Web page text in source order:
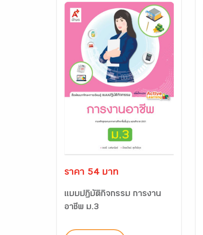
ราคา 54 บาท
แบบปฏิบัติกิจกรรม การงาน
อาชีพ ม.3